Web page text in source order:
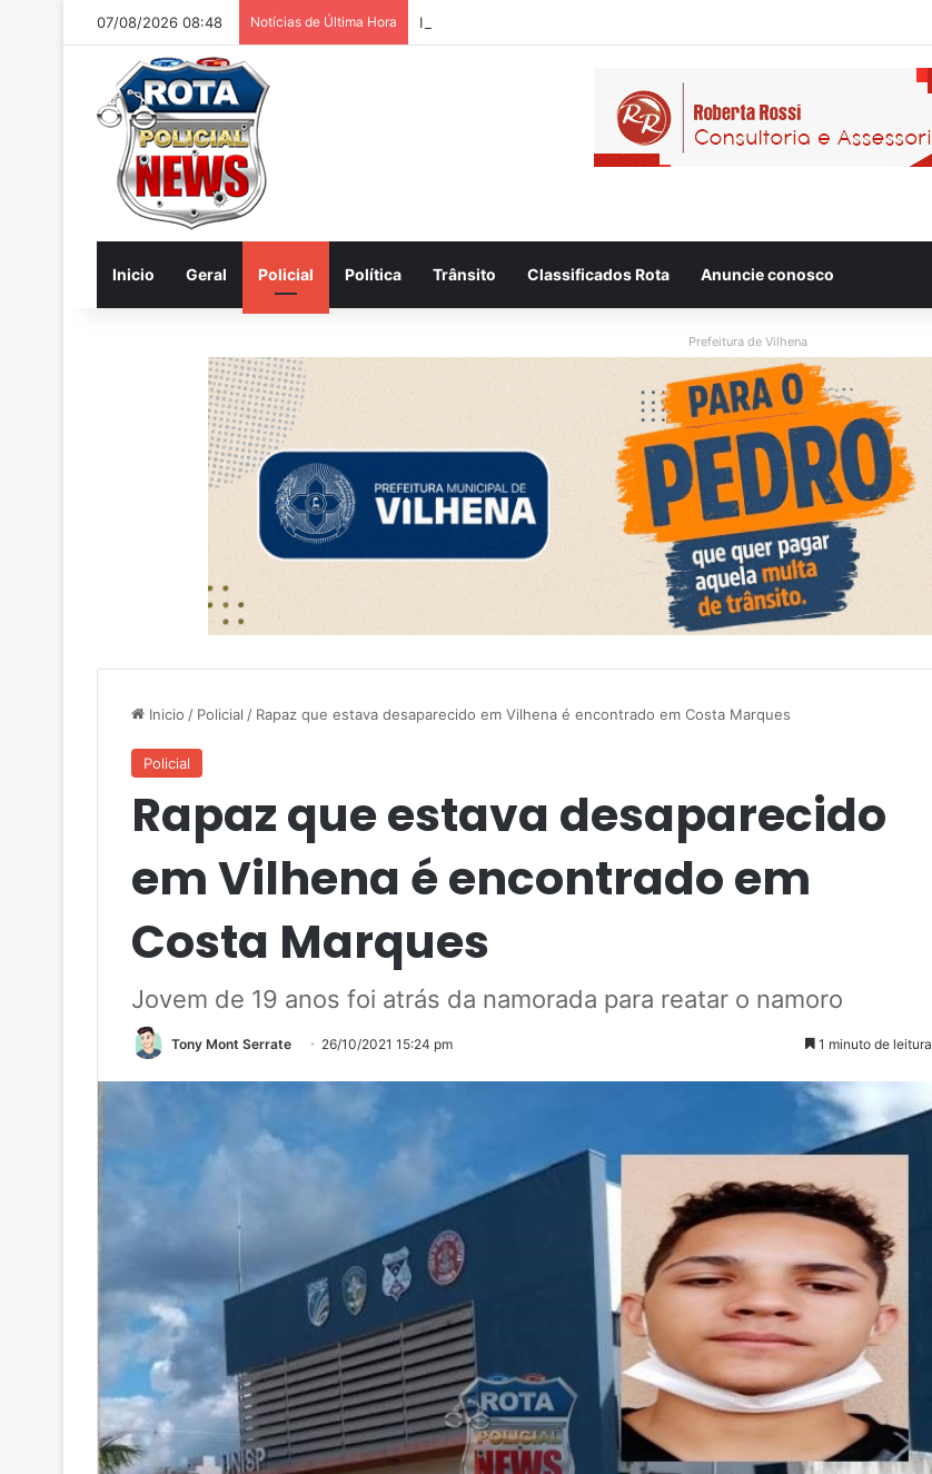
07/08/2026 08:48 Notícias de Última Hora Internautas flagram motociclista fugindo de viatura da PM em Vilhena/RO
Inicio Geral Policial Política Trânsito Classificados Rota Anuncie conosco
Prefeitura de Vilhena
Inicio / Policial / Rapaz que estava desaparecido em Vilhena é encontrado em Costa Marques
Policial
Rapaz que estava desaparecido
em Vilhena é encontrado em
Costa Marques
Jovem de 19 anos foi atrás da namorada para reatar o namoro
Tony Mont Serrate 26/10/2021 15:24 pm 1 minuto de leitura